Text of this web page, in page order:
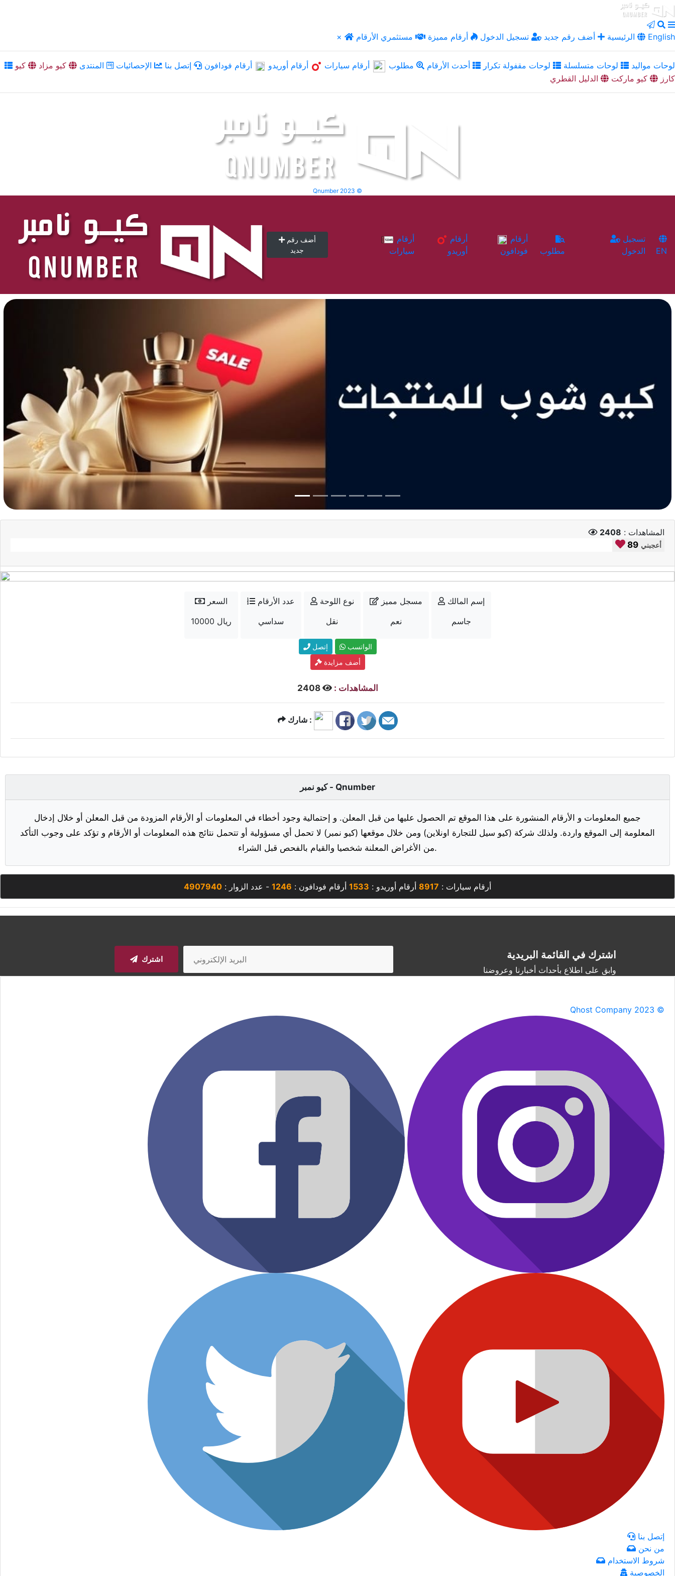
× الرئيسية أضف رقم جديد تسجيل الدخول أرقام مميزة مستثمري الأرقام English
لوحات مواليد لوحات متسلسلة لوحات مقفولة تكرار أحدث الأرقام مطلوب أرقام سيارات أرقام أوريدو أرقام فودافون إتصل بنا الإحصائيات المنتدى كيو مزاد
كيو
كارز
كيو ماركت الدليل القطري
Qnumber 2023 ©
أضف رقم
جديد
سيارات
أوريدو
فودافون
مطلوب
الدخول
EN
المشاهدات : 2408
89 أعجبني
السعر
10000 ريال
عدد الأرقام
سداسي
نوع اللوحة
نقل
مسجل مميز
نعم
إسم المالك
جاسم
إتصل
الواتسب
أضف مزايدة
المشاهدات : 2408
شارك :
كيو نمبر - Qnumber
جميع المعلومات و الأرقام المنشورة على هذا الموقع تم الحصول عليها من قبل المعلن. و إحتمالية وجود أخطاء في المعلومات أو الأرقام المزودة من قبل المعلن أو خلال إدخال
المعلومة إلى الموقع واردة. ولذلك شركة (كيو سيل للتجارة اونلاين) ومن خلال موقعها (كيو نمبر) لا تحمل أي مسؤولية أو تتحمل نتائج هذه المعلومات أو الأرقام و تؤكد على وجوب التأكد
من الأغراض المعلنة شخصيا والقيام بالفحص قبل الشراء.
أرقام سيارات : 8917 أرقام أوريدو : 1533 أرقام فودافون : 1246 - عدد الزوار : 4907940
اشترك في القائمة البريدية
وابق على اطلاع بأحداث أخبارنا وعروضنا
اشترك
Qhost Company 2023 ©
إتصل بنا
من نحن
شروط الاستخدام
الخصوصية